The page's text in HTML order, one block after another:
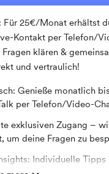
Für 25€/Monat erhältst
Kontakt per Telefon/
klären &
und vertraulich!
Genieße monatlich
per Telefon/Video-
exklusiven Zugang –
um deine Fragen zu
Individuelle Tipps